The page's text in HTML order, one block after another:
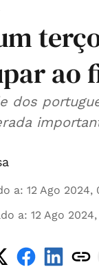
ao
dos
a: 12 Ago 2024,
a: 12 Ago